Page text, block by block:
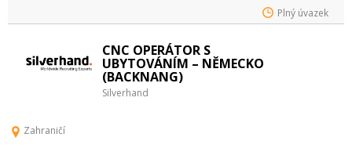
Plný úvazek
CNC OPERÁTOR S
UBYTOVÁNÍM – NĚMECKO
(BACKNANG)
Silverhand
Zahraničí